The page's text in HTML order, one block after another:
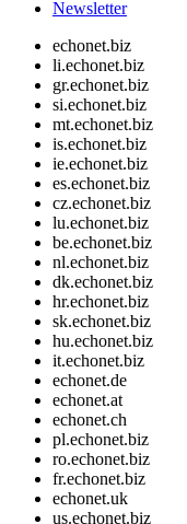
Newsletter
echonet.biz
li.echonet.biz
gr.echonet.biz
si.echonet.biz
mt.echonet.biz
is.echonet.biz
ie.echonet.biz
es.echonet.biz
cz.echonet.biz
lu.echonet.biz
be.echonet.biz
nl.echonet.biz
dk.echonet.biz
hr.echonet.biz
sk.echonet.biz
hu.echonet.biz
it.echonet.biz
echonet.de
echonet.at
echonet.ch
pl.echonet.biz
ro.echonet.biz
fr.echonet.biz
echonet.uk
us.echonet.biz